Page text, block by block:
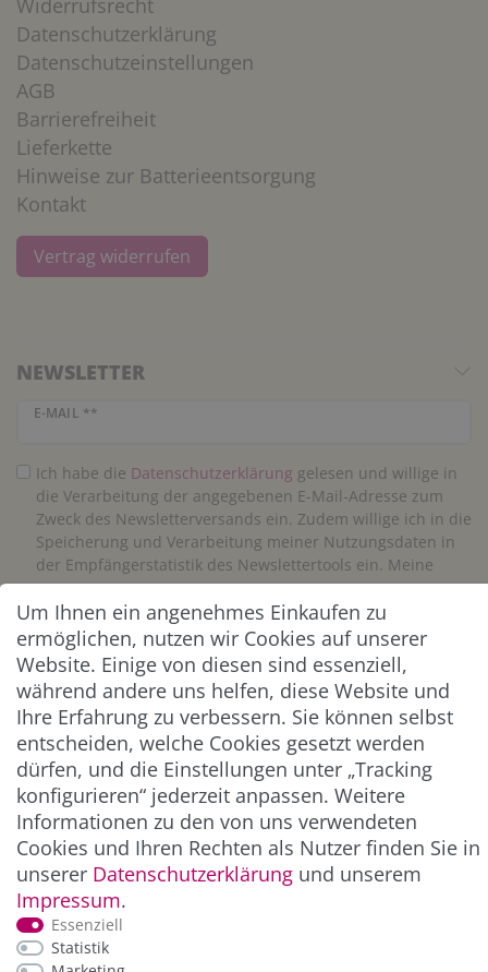
Datenschutzerklärung
Datenschutzeinstellungen
AGB
Barrierefreiheit
Lieferkette
Hinweise zur Batterieentsorgung
Kontakt
Vertrag widerrufen
NEWSLETTER
E-MAIL **
Newsletter Honig
Ich habe die Daten­schutz­erklärung gelesen und willige in
die Verarbeitung der angegebenen E-Mail-Adresse zum
Zweck des Newsletterversands ein. Zudem willige ich in die
Speicherung und Verarbeitung meiner Nutzungsdaten in
der Empfängerstatistik des Newslettertools ein. Meine
Einwilligung kann ich jederzeit widerrufen. Eine
Abmeldung vom Newsletter ist jederzeit möglich.**
Abonnieren
** Hierbei handelt es sich um ein Pflichtfeld.
ZAHLUNG & VERSAND
Um Ihnen ein angenehmes Einkaufen zu
ermöglichen, nutzen wir Cookies auf unserer
Website. Einige von diesen sind essenziell,
während andere uns helfen, diese Website und
Ihre Erfahrung zu verbessern. Sie können selbst
entscheiden, welche Cookies gesetzt werden
dürfen, und die Einstellungen unter „Tracking
konfigurieren“ jederzeit anpassen. Weitere
Informationen zu den von uns verwendeten
Cookies und Ihren Rechten als Nutzer finden Sie in
unserer Daten­schutz­erklärung und unserem
Impressum.
Essenziell
Statistik